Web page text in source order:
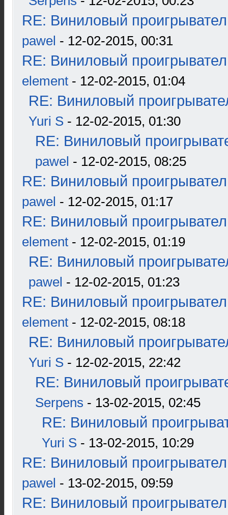
RE: Виниловый
pawel - 12-02-2015, 00:31
RE: Виниловый
element - 12-02-2015, 01:04
RE: Виниловый
Yuri S - 12-02-2015, 01:30
RE: Виниловый
pawel - 12-02-2015, 08:25
RE: Виниловый
pawel - 12-02-2015, 01:17
RE: Виниловый
element - 12-02-2015, 01:19
RE: Виниловый
pawel - 12-02-2015, 01:23
RE: Виниловый
element - 12-02-2015, 08:18
RE: Виниловый
Yuri S - 12-02-2015, 22:42
RE: Виниловый
Serpens - 13-02-2015, 02:45
RE: Виниловый
Yuri S - 13-02-2015, 10:29
RE: Виниловый
pawel - 13-02-2015, 09:59
RE: Виниловый